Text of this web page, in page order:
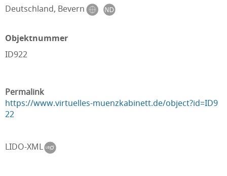
Deutschland, Bevern
Objektnummer
ID922
Permalink
https://www.virtuelles-muenzkabinett.de/object?id=ID9
22
LIDO-XML